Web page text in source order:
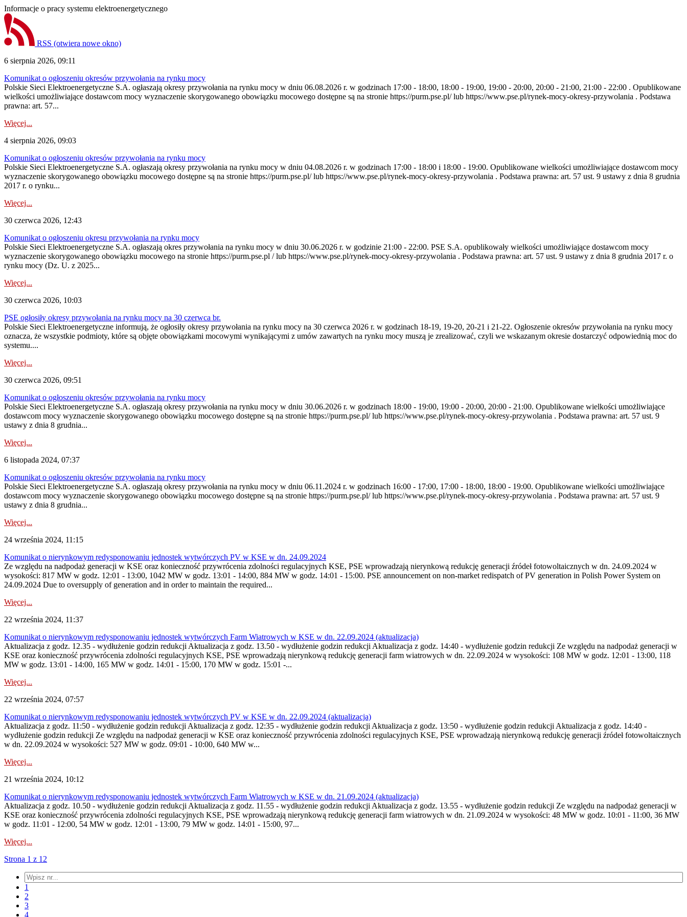
Informacje o pracy systemu elektroenergetycznego
RSS (otwiera nowe okno)
6 sierpnia 2026, 09:11
Komunikat o ogłoszeniu okresów przywołania na rynku mocy
Polskie Sieci Elektroenergetyczne S.A. ogłaszają okresy przywołania na rynku mocy w dniu 06.08.2026 r. w godzinach 17:00 - 18:00, 18:00 - 19:00, 19:00 - 20:00, 20:00 - 21:00, 21:00 - 22:00 . Opublikowane
wielkości umożliwiające dostawcom mocy wyznaczenie skorygowanego obowiązku mocowego dostępne są na stronie https://purm.pse.pl/ lub https://www.pse.pl/rynek-mocy-okresy-przywolania . Podstawa
prawna: art. 57...
Więcej...
4 sierpnia 2026, 09:03
Komunikat o ogłoszeniu okresów przywołania na rynku mocy
Polskie Sieci Elektroenergetyczne S.A. ogłaszają okresy przywołania na rynku mocy w dniu 04.08.2026 r. w godzinach 17:00 - 18:00 i 18:00 - 19:00. Opublikowane wielkości umożliwiające dostawcom mocy
wyznaczenie skorygowanego obowiązku mocowego dostępne są na stronie https://purm.pse.pl/ lub https://www.pse.pl/rynek-mocy-okresy-przywolania . Podstawa prawna: art. 57 ust. 9 ustawy z dnia 8 grudnia
2017 r. o rynku...
Więcej...
30 czerwca 2026, 12:43
Komunikat o ogłoszeniu okresu przywołania na rynku mocy
Polskie Sieci Elektroenergetyczne S.A. ogłaszają okres przywołania na rynku mocy w dniu 30.06.2026 r. w godzinie 21:00 - 22:00. PSE S.A. opublikowały wielkości umożliwiające dostawcom mocy
wyznaczenie skorygowanego obowiązku mocowego na stronie https://purm.pse.pl / lub https://www.pse.pl/rynek-mocy-okresy-przywolania . Podstawa prawna: art. 57 ust. 9 ustawy z dnia 8 grudnia 2017 r. o
rynku mocy (Dz. U. z 2025...
Więcej...
30 czerwca 2026, 10:03
PSE ogłosiły okresy przywołania na rynku mocy na 30 czerwca br.
Polskie Sieci Elektroenergetyczne informują, że ogłosiły okresy przywołania na rynku mocy na 30 czerwca 2026 r. w godzinach 18-19, 19-20, 20-21 i 21-22. Ogłoszenie okresów przywołania na rynku mocy
oznacza, że wszystkie podmioty, które są objęte obowiązkami mocowymi wynikającymi z umów zawartych na rynku mocy muszą je zrealizować, czyli we wskazanym okresie dostarczyć odpowiednią moc do
systemu....
Więcej...
30 czerwca 2026, 09:51
Komunikat o ogłoszeniu okresów przywołania na rynku mocy
Polskie Sieci Elektroenergetyczne S.A. ogłaszają okresy przywołania na rynku mocy w dniu 30.06.2026 r. w godzinach 18:00 - 19:00, 19:00 - 20:00, 20:00 - 21:00. Opublikowane wielkości umożliwiające
dostawcom mocy wyznaczenie skorygowanego obowiązku mocowego dostępne są na stronie https://purm.pse.pl/ lub https://www.pse.pl/rynek-mocy-okresy-przywolania . Podstawa prawna: art. 57 ust. 9
ustawy z dnia 8 grudnia...
Więcej...
6 listopada 2024, 07:37
Komunikat o ogłoszeniu okresów przywołania na rynku mocy
Polskie Sieci Elektroenergetyczne S.A. ogłaszają okresy przywołania na rynku mocy w dniu 06.11.2024 r. w godzinach 16:00 - 17:00, 17:00 - 18:00, 18:00 - 19:00. Opublikowane wielkości umożliwiające
dostawcom mocy wyznaczenie skorygowanego obowiązku mocowego dostępne są na stronie https://purm.pse.pl/ lub https://www.pse.pl/rynek-mocy-okresy-przywolania . Podstawa prawna: art. 57 ust. 9
ustawy z dnia 8 grudnia...
Więcej...
24 września 2024, 11:15
Komunikat o nierynkowym redysponowaniu jednostek wytwórczych PV w KSE w dn. 24.09.2024
Ze względu na nadpodaż generacji w KSE oraz konieczność przywrócenia zdolności regulacyjnych KSE, PSE wprowadzają nierynkową redukcję generacji źródeł fotowoltaicznych w dn. 24.09.2024 w
wysokości: 817 MW w godz. 12:01 - 13:00, 1042 MW w godz. 13:01 - 14:00, 884 MW w godz. 14:01 - 15:00. PSE announcement on non-market redispatch of PV generation in Polish Power System on
24.09.2024 Due to oversupply of generation and in order to maintain the required...
Więcej...
22 września 2024, 11:37
Komunikat o nierynkowym redysponowaniu jednostek wytwórczych Farm Wiatrowych w KSE w dn. 22.09.2024 (aktualizacja)
Aktualizacja z godz. 12.35 - wydłużenie godzin redukcji Aktualizacja z godz. 13.50 - wydłużenie godzin redukcji Aktualizacja z godz. 14:40 - wydłużenie godzin redukcji Ze względu na nadpodaż generacji w
KSE oraz konieczność przywrócenia zdolności regulacyjnych KSE, PSE wprowadzają nierynkową redukcję generacji farm wiatrowych w dn. 22.09.2024 w wysokości: 108 MW w godz. 12:01 - 13:00, 118
MW w godz. 13:01 - 14:00, 165 MW w godz. 14:01 - 15:00, 170 MW w godz. 15:01 -...
Więcej...
22 września 2024, 07:57
Komunikat o nierynkowym redysponowaniu jednostek wytwórczych PV w KSE w dn. 22.09.2024 (aktualizacja)
Aktualizacja z godz. 11:50 - wydłużenie godzin redukcji Aktualizacja z godz. 12:35 - wydłużenie godzin redukcji Aktualizacja z godz. 13:50 - wydłużenie godzin redukcji Aktualizacja z godz. 14:40 -
wydłużenie godzin redukcji Ze względu na nadpodaż generacji w KSE oraz konieczność przywrócenia zdolności regulacyjnych KSE, PSE wprowadzają nierynkową redukcję generacji źródeł fotowoltaicznych
w dn. 22.09.2024 w wysokości: 527 MW w godz. 09:01 - 10:00, 640 MW w...
Więcej...
21 września 2024, 10:12
Komunikat o nierynkowym redysponowaniu jednostek wytwórczych Farm Wiatrowych w KSE w dn. 21.09.2024 (aktualizacja)
Aktualizacja z godz. 10.50 - wydłużenie godzin redukcji Aktualizacja z godz. 11.55 - wydłużenie godzin redukcji Aktualizacja z godz. 13.55 - wydłużenie godzin redukcji Ze względu na nadpodaż generacji w
KSE oraz konieczność przywrócenia zdolności regulacyjnych KSE, PSE wprowadzają nierynkową redukcję generacji farm wiatrowych w dn. 21.09.2024 w wysokości: 48 MW w godz. 10:01 - 11:00, 36 MW
w godz. 11:01 - 12:00, 54 MW w godz. 12:01 - 13:00, 79 MW w godz. 14:01 - 15:00, 97...
Więcej...
Strona 1 z 12
1
2
3
4